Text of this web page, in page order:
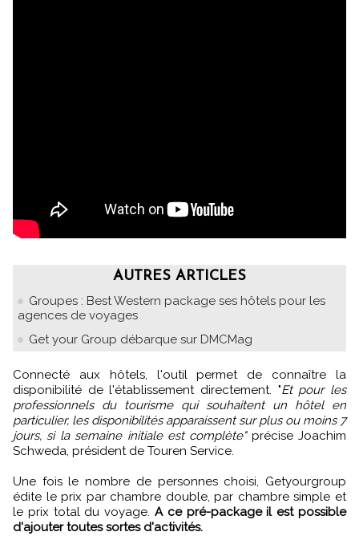
AUTRES ARTICLES
Groupes : Best Western package ses hôtels pour les
agences de voyages
Get your Group débarque sur DMCMag
Connecté aux hôtels, l'outil permet de connaître la
disponibilité de l'établissement directement. "Et pour les
professionnels du tourisme qui souhaitent un hôtel en
particulier, les disponibilités apparaissent sur plus ou moins 7
jours, si la semaine initiale est complète"précise Joachim
Schweda, président de Touren Service.
Une fois le nombre de personnes choisi, Getyourgroup
édite le prix par chambre double, par chambre simple et
le prix total du voyage. A ce pré-package il est possible
d'ajouter toutes sortes d'activités.